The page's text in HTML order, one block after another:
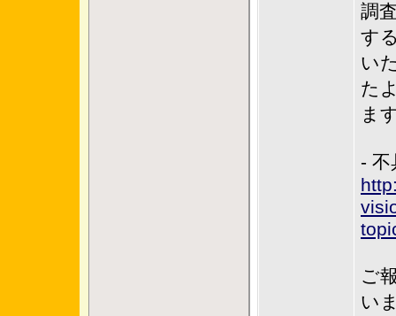
調
す
い
た
ま
-
ご
い